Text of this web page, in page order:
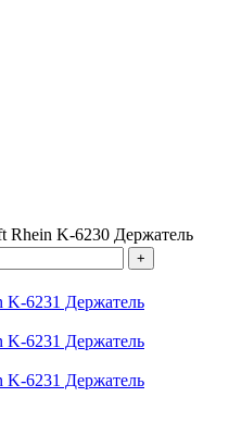
Rhein K-6230 Держатель